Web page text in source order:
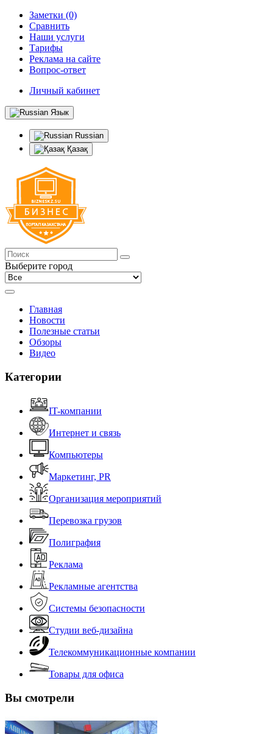
Заметки (0)
Сравнить
Наши услуги
Тарифы
Реклама на сайте
Вопрос-ответ
Личный кабинет
Язык
Russian
Қазақ
Выберите город
Главная
Новости
Полезные статьи
Обзоры
Видео
Категории
IT-компании
Интернет и связь
Компьютеры
Маркетинг, PR
Организация мероприятий
Перевозка грузов
Полиграфия
Реклама
Рекламные агентства
Системы безопасности
Студии веб-дизайна
Телекоммуникационные компании
Товары для офиса
Вы смотрели